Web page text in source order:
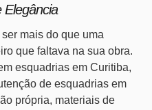
Elegância
mais do que uma
que faltava na sua obra.
esquadrias em Curitiba,
de esquadrias em
própria, materiais de